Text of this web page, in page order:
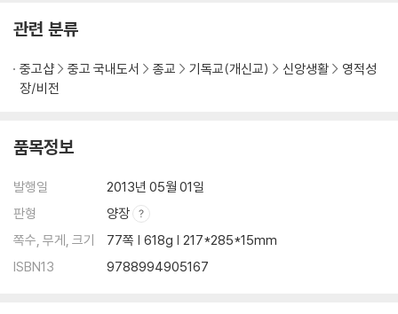
관련 분류
중고샵 중고 국내도서 종교 기독교(개신교) 신앙생활
영적성
장/비전
품목정보
발행일
2013년 05월 01일
판형
양장
쪽수, 무게, 크기
77쪽 | 618g | 217*285*15mm
ISBN13
9788994905167